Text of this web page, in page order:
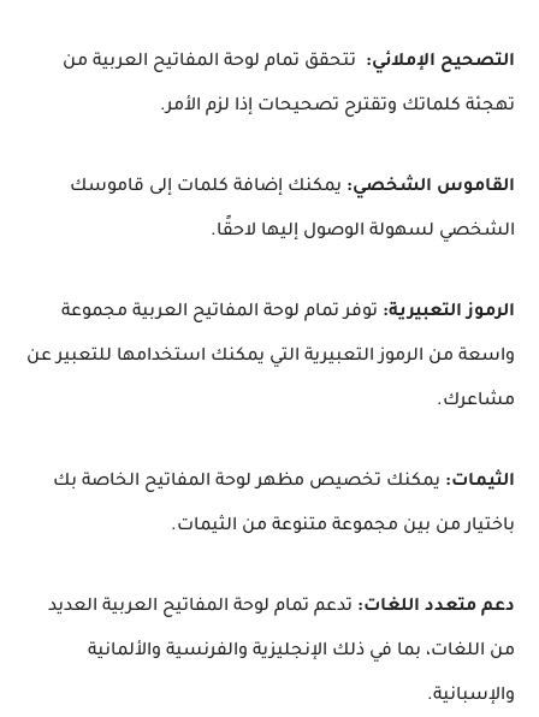
التصحيح الإملائي: تتحقق تمام لوحة المفاتيح العربية من
تهجئة كلماتك وتقترح تصحيحات إذا لزم الأمر.
القاموس الشخصي: يمكنك إضافة كلمات إلى قاموسك
الشخصي لسهولة الوصول إليها لاحقًا.
الرموز التعبيرية: توفر تمام لوحة المفاتيح العربية مجموعة
واسعة من الرموز التعبيرية التي يمكنك استخدامها للتعبير عن
مشاعرك.
الثيمات: يمكنك تخصيص مظهر لوحة المفاتيح الخاصة بك
باختيار من بين مجموعة متنوعة من الثيمات.
دعم متعدد اللغات: تدعم تمام لوحة المفاتيح العربية العديد
من اللغات، بما في ذلك الإنجليزية والفرنسية والألمانية
والإسبانية.